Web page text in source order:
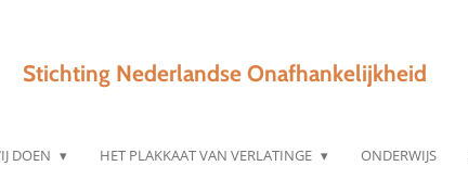
Stichting Nederlandse Onafhankelijkheid
DOEN HET PLAKKAAT VAN VERLATINGE ONDERWIJS